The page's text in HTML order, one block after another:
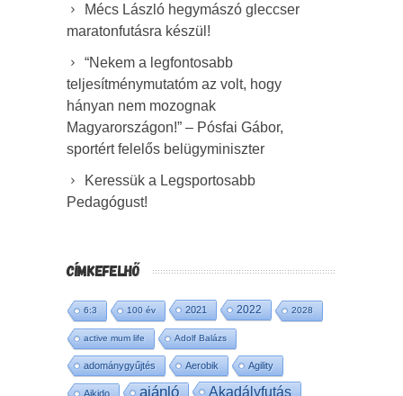
Mécs László hegymászó gleccser
maratonfutásra készül!
“Nekem a legfontosabb
teljesítménymutatóm az volt, hogy
hányan nem mozognak
Magyarországon!” – Pósfai Gábor,
sportért felelős belügyminiszter
Keressük a Legsportosabb
Pedagógust!
CÍMKEFELHŐ
6:3 100 év 2021 2022 2028
active mum life Adolf Balázs
adománygyűjtés Aerobik Agility
Aikido ajánló Akadályfutás